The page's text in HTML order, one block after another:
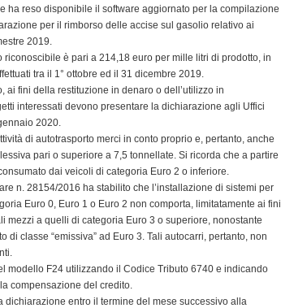
ha reso disponibile il software aggiornato per la compilazione
per il rimborso delle accise sul gasolio relativo ai
2019.
riconoscibile è pari a 214,18 euro per mille litri di prodotto, in
tra il 1° ottobre ed il 31 dicembre 2019.
ai fini della restituzione in denaro o dell’utilizzo in
interessati devono presentare la dichiarazione agli Uffici
2020.
di autotrasporto merci in conto proprio e, pertanto, anche
pari o superiore a 7,5 tonnellate. Si ricorda che a partire
dai veicoli di categoria Euro 2 o inferiore.
n. 28154/2016 ha stabilito che l’installazione di sistemi per
Euro 0, Euro 1 o Euro 2 non comporta, limitatamente ai fini
mezzi a quelli di categoria Euro 3 o superiore, nonostante
classe “emissiva” ad Euro 3. Tali autocarri, pertanto, non
modello F24 utilizzando il Codice Tributo 6740 e indicando
compensazione del credito.
entro il termine del mese successivo alla